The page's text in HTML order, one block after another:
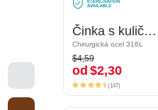
Činka s kuličkami
Chirurgická ocel 316L
$4,59
od$2,30
Činka s kuličkami
Chirurgická ocel 316L
$4,59
od $2,30
(147)